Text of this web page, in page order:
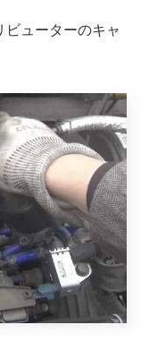
ビューターのキャ